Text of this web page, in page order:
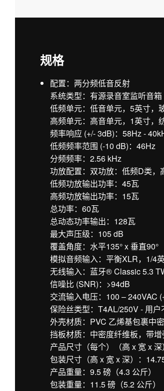
规格
配置：两分频低音反射
系统类型：有源录音室监听音箱
低频单元：低音单元，5英寸，
高频单元：高音单元，1英寸，
频率响应 (+/- 3dB)：58Hz -
低频频率范围 (-10 dB)：46Hz
分频频率：2.56 kHz
功放配置：双功放：低频D类，
低频功放输出功率：45瓦
高频功放输出功率：15瓦
总功率：60瓦
总动态功率输出：128瓦
最大声压级：105 dB
覆盖角度：水平135° x 垂直90°
模拟音频输入：平衡XLR，1/4
无线输入：蓝牙® Classic 5.3
信噪比 (SNR)：>94dB
交流输入电压：100 – 240VAC
保险丝类型：T4AL/250V - 用户
外壳材质：PVC 乙烯基包裹中
挡板材质：中密度纤维板，带
产品尺寸（每个）（高 x 宽 x
包装尺寸（高 x 宽 x 深）：
产品重量：9.5 磅（4.3 公斤）
包装重量：11.5 磅（5.2 公斤）